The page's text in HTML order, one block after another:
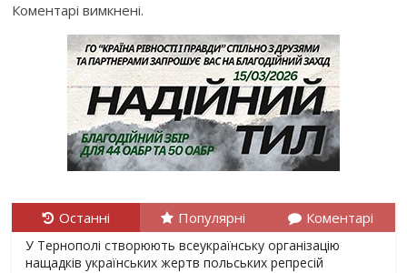
Коментарі вимкнені.
Останні Популярні Коментарі
У Тернополі створюють всеукраїнську організацію
нащадків українських жертв польських репресій